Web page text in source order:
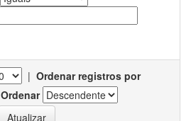
| Ordenar registros por
Ordenar